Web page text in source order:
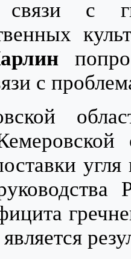
связи с
с